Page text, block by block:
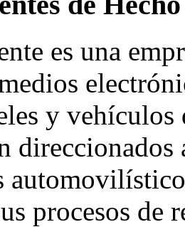
es una
y
procesos de